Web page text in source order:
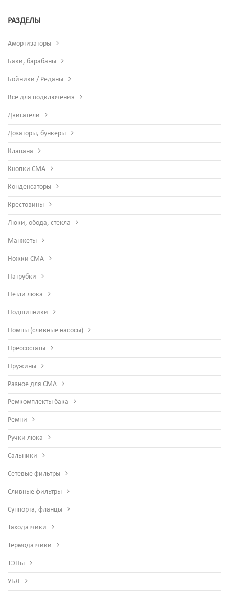
РАЗДЕЛЫ
Амортизаторы
Баки, барабаны
Бойники / Реданы
Все для подключения
Двигатели
Дозаторы, бункеры
Клапана
Кнопки СМА
Конденсаторы
Крестовины
Люки, обода, стекла
Манжеты
Ножки СМА
Патрубки
Петли люка
Подшипники
Помпы (сливные насосы)
Прессостаты
Пружины
Разное для СМА
Ремкомплекты бака
Ремни
Ручки люка
Сальники
Сетевые фильтры
Сливные фильтры
Суппорта, фланцы
Таходатчики
Термодатчики
ТЭНы
УБЛ